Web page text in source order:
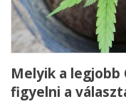
Melyik a legjobb
figyelni a